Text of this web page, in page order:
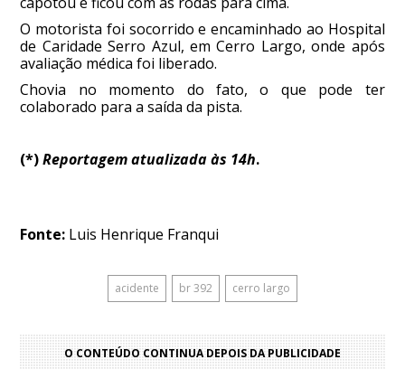
O motorista foi socorrido e encaminhado ao Hospital
de Caridade Serro Azul, em Cerro Largo, onde após
avaliação médica foi liberado.
Chovia no momento do fato, o que pode ter
colaborado para a saída da pista.
(*)Reportagem atualizada às 14h.
Fonte: Luis Henrique Franqui
acidente br 392 cerro largo
O CONTEÚDO CONTINUA DEPOIS DA PUBLICIDADE